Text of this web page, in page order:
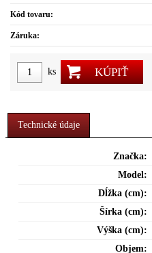
Kód tovaru:
Záruka:
ks KÚPIŤ
Technické údaje
Značka:
Model:
Dĺžka (cm):
Šírka (cm):
Výška (cm):
Objem: